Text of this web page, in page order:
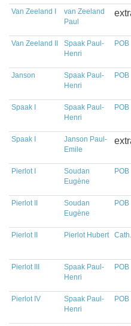
Van Zeeland I
van Zeeland
Paul
Van Zeeland II
Spaak Paul-
Henri
POB
Janson
Spaak Paul-
Henri
POB
Spaak I
Spaak Paul-
Henri
POB
Spaak I
Janson Paul-
Emile
Pierlot I
Soudan
Eugène
POB
Pierlot II
Soudan
Eugène
POB
Pierlot II Pierlot Hubert Cath.
Pierlot III
Spaak Paul-
Henri
POB
Pierlot IV
Spaak Paul-
Henri
POB